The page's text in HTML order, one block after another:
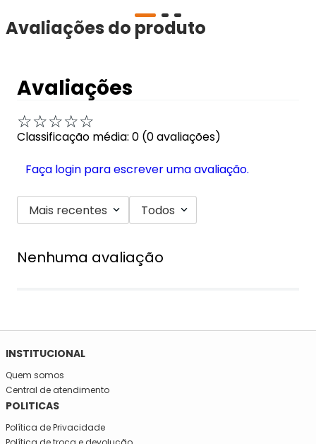
Avaliações do produto
Avaliações
☆☆☆☆☆
Classificação média: 0 (0 avaliações)
Faça login para escrever uma avaliação.
Mais recentes Todos
Nenhuma avaliação
SE INSCREVA NA NOSSA NEWSLETTER!
Fique por dentro e seja informado em primeira mão de todas
as novidades da Mega São José!